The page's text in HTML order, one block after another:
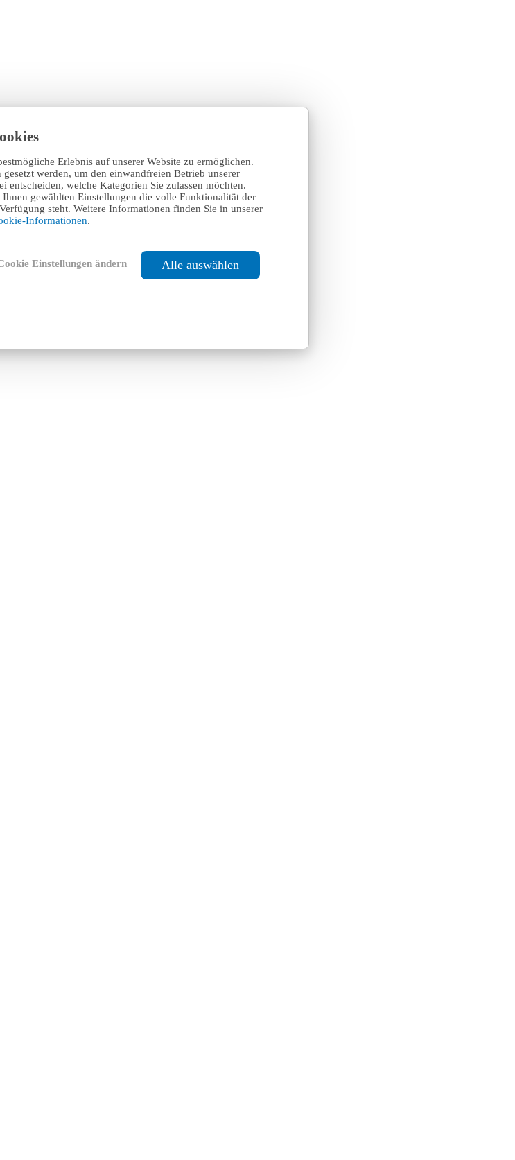
Erlebnis auf unserer Website zu ermöglichen.
werden, um den einwandfreien Betrieb unserer
entscheiden, welche Kategorien Sie zulassen möchten.
Ihnen gewählten Einstellungen die volle Funktionalität der
steht. Weitere Informationen finden Sie in unserer
Informationen.
Einstellungen ändern Alle auswählen